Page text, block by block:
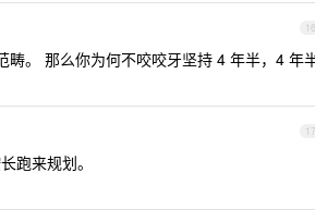
16
。 那么你为何不咬咬牙坚持 4 年半，4 年
17
跑来规划。